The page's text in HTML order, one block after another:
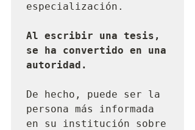
especialización.
Al escribir una tesis,
se ha convertido en una
autoridad.
De hecho, puede ser la
persona más informada
en su institución sobre